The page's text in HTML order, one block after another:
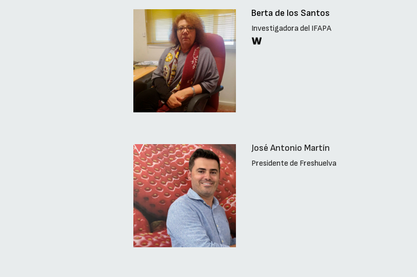
Berta de los Santos
Investigadora del IFAPA
José Antonio Martín
Presidente de Freshuelva